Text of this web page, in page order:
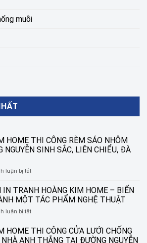
muỗi
HOME THI CÔNG RÈM SÁO NHÔM
NGUYỄN SINH SẮC, LIÊN CHIỂU, ĐÀ
luận bị tắtở
KIM
HOME
THI
CÔNG
SÁO
NHÔM
IN TRANH HOÀNG KIM HOME – BIẾN
MỘT TÁC PHẨM NGHỆ THUẬT
luận bị tắtở
CUỐN
IN
HOME THI CÔNG CỬA LƯỚI CHỐNG
NHÀ ANH THẮNG TẠI ĐƯỜNG NGUYỄN